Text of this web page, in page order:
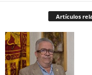
Artículos